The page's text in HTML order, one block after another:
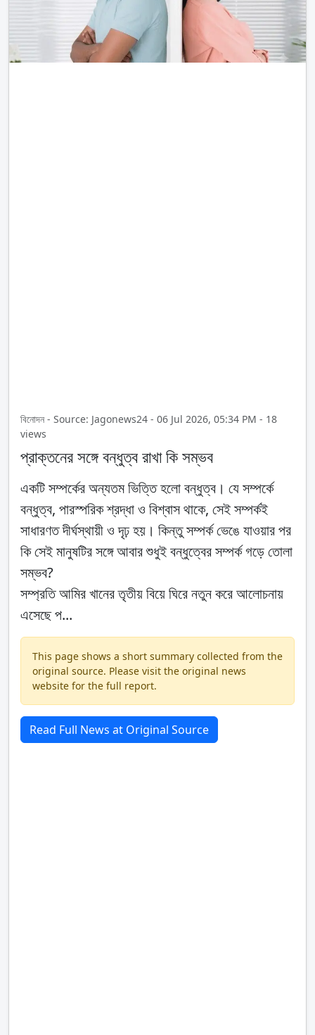
বিনোদন - Source: Jagonews24 - 06 Jul 2026, 05:34 PM - 18
views
প্রাক্তনের সঙ্গে বন্ধুত্ব রাখা কি সম্ভব
একটি সম্পর্কের অন্যতম ভিত্তি হলো বন্ধুত্ব। যে সম্পর্কে
বন্ধুত্ব, পারস্পরিক শ্রদ্ধা ও বিশ্বাস থাকে, সেই সম্পর্কই
সাধারণত দীর্ঘস্থায়ী ও দৃঢ় হয়। কিন্তু সম্পর্ক ভেঙে যাওয়ার পর
কি সেই মানুষটির সঙ্গে আবার শুধুই বন্ধুত্বের সম্পর্ক গড়ে তোলা
সম্ভব?
সম্প্রতি আমির খানের তৃতীয় বিয়ে ঘিরে নতুন করে আলোচনায়
এসেছে প...
This page shows a short summary collected from the
original source. Please visit the original news
website for the full report.
Read Full News at Original Source